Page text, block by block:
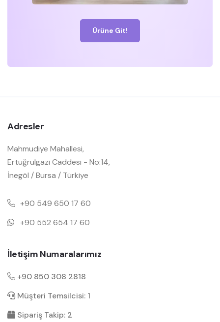
Ürüne Git!
Adresler
Mahmudiye Mahallesi,
Ertuğrulgazi Caddesi - No:14,
İnegöl / Bursa / Türkiye
+90 549 650 17 60
+90 552 654 17 60
İletişim Numaralarımız
+90 850 308 2818
Müşteri Temsilcisi: 1
Sipariş Takip: 2